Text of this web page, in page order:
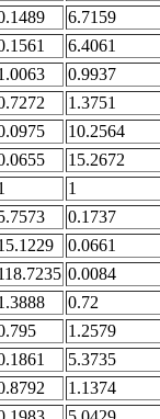
6.7159
6.4061
0.9937
1.3751
10.2564
15.2672
1
0.1737
0.0661
0.0084
0.72
1.2579
5.3735
1.1374